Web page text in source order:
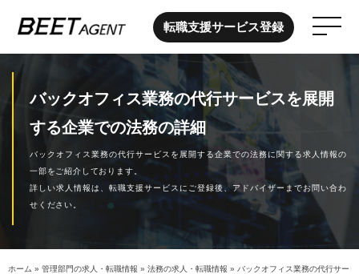
転職支援サービス登録
バックオフィス業務の代行サービスを展開
する企業での法務の詳細
バックオフィス業務の代行サービスを展開する企業での法務に関する求人情報の
一部をご紹介しております。
詳しい求人情報は、転職支援サービスにご登録後、アドバイザーまでお問い合わ
せください。
ホーム » 管理部門の求人・転職情報 » 法務の求人・転職情報 » バックオフィス業務の代行サー